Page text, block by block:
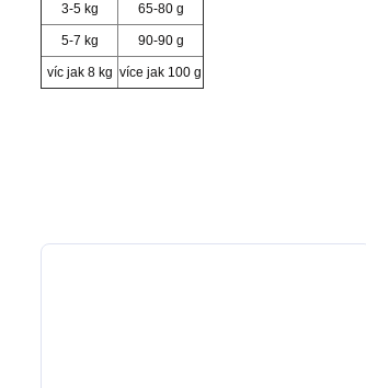
3-5 kg 65-80 g
5-7 kg 90-90 g
víc jak 8 kg více jak 100 g